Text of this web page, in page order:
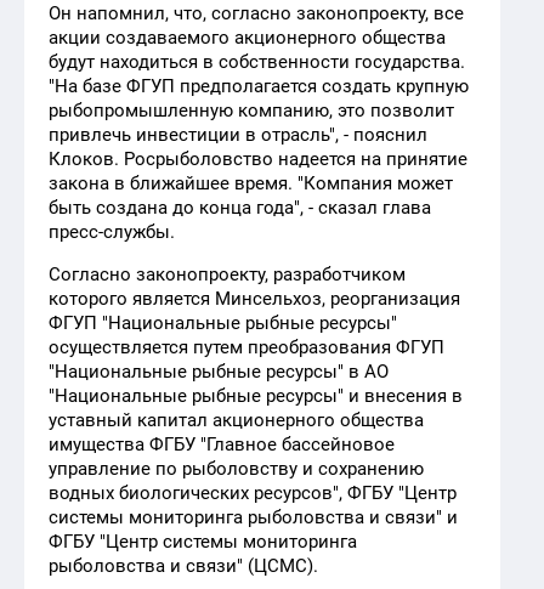
Он напомнил, что, согласно законопроекту, все
акции создаваемого акционерного общества
будут находиться в собственности государства.
"На базе ФГУП предполагается создать крупную
рыбопромышленную компанию, это позволит
привлечь инвестиции в отрасль", - пояснил
Клоков. Росрыболовство надеется на принятие
закона в ближайшее время. "Компания может
быть создана до конца года", - сказал глава
пресс-службы.
Согласно законопроекту, разработчиком
которого является Минсельхоз, реорганизация
ФГУП "Национальные рыбные ресурсы"
осуществляется путем преобразования ФГУП
"Национальные рыбные ресурсы" в АО
"Национальные рыбные ресурсы" и внесения в
уставный капитал акционерного общества
имущества ФГБУ "Главное бассейновое
управление по рыболовству и сохранению
водных биологических ресурсов", ФГБУ "Центр
системы мониторинга рыболовства и связи" и
ФГБУ "Центр системы мониторинга
рыболовства и связи" (ЦСМС).